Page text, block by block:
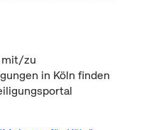
mit/zu
in Köln finden